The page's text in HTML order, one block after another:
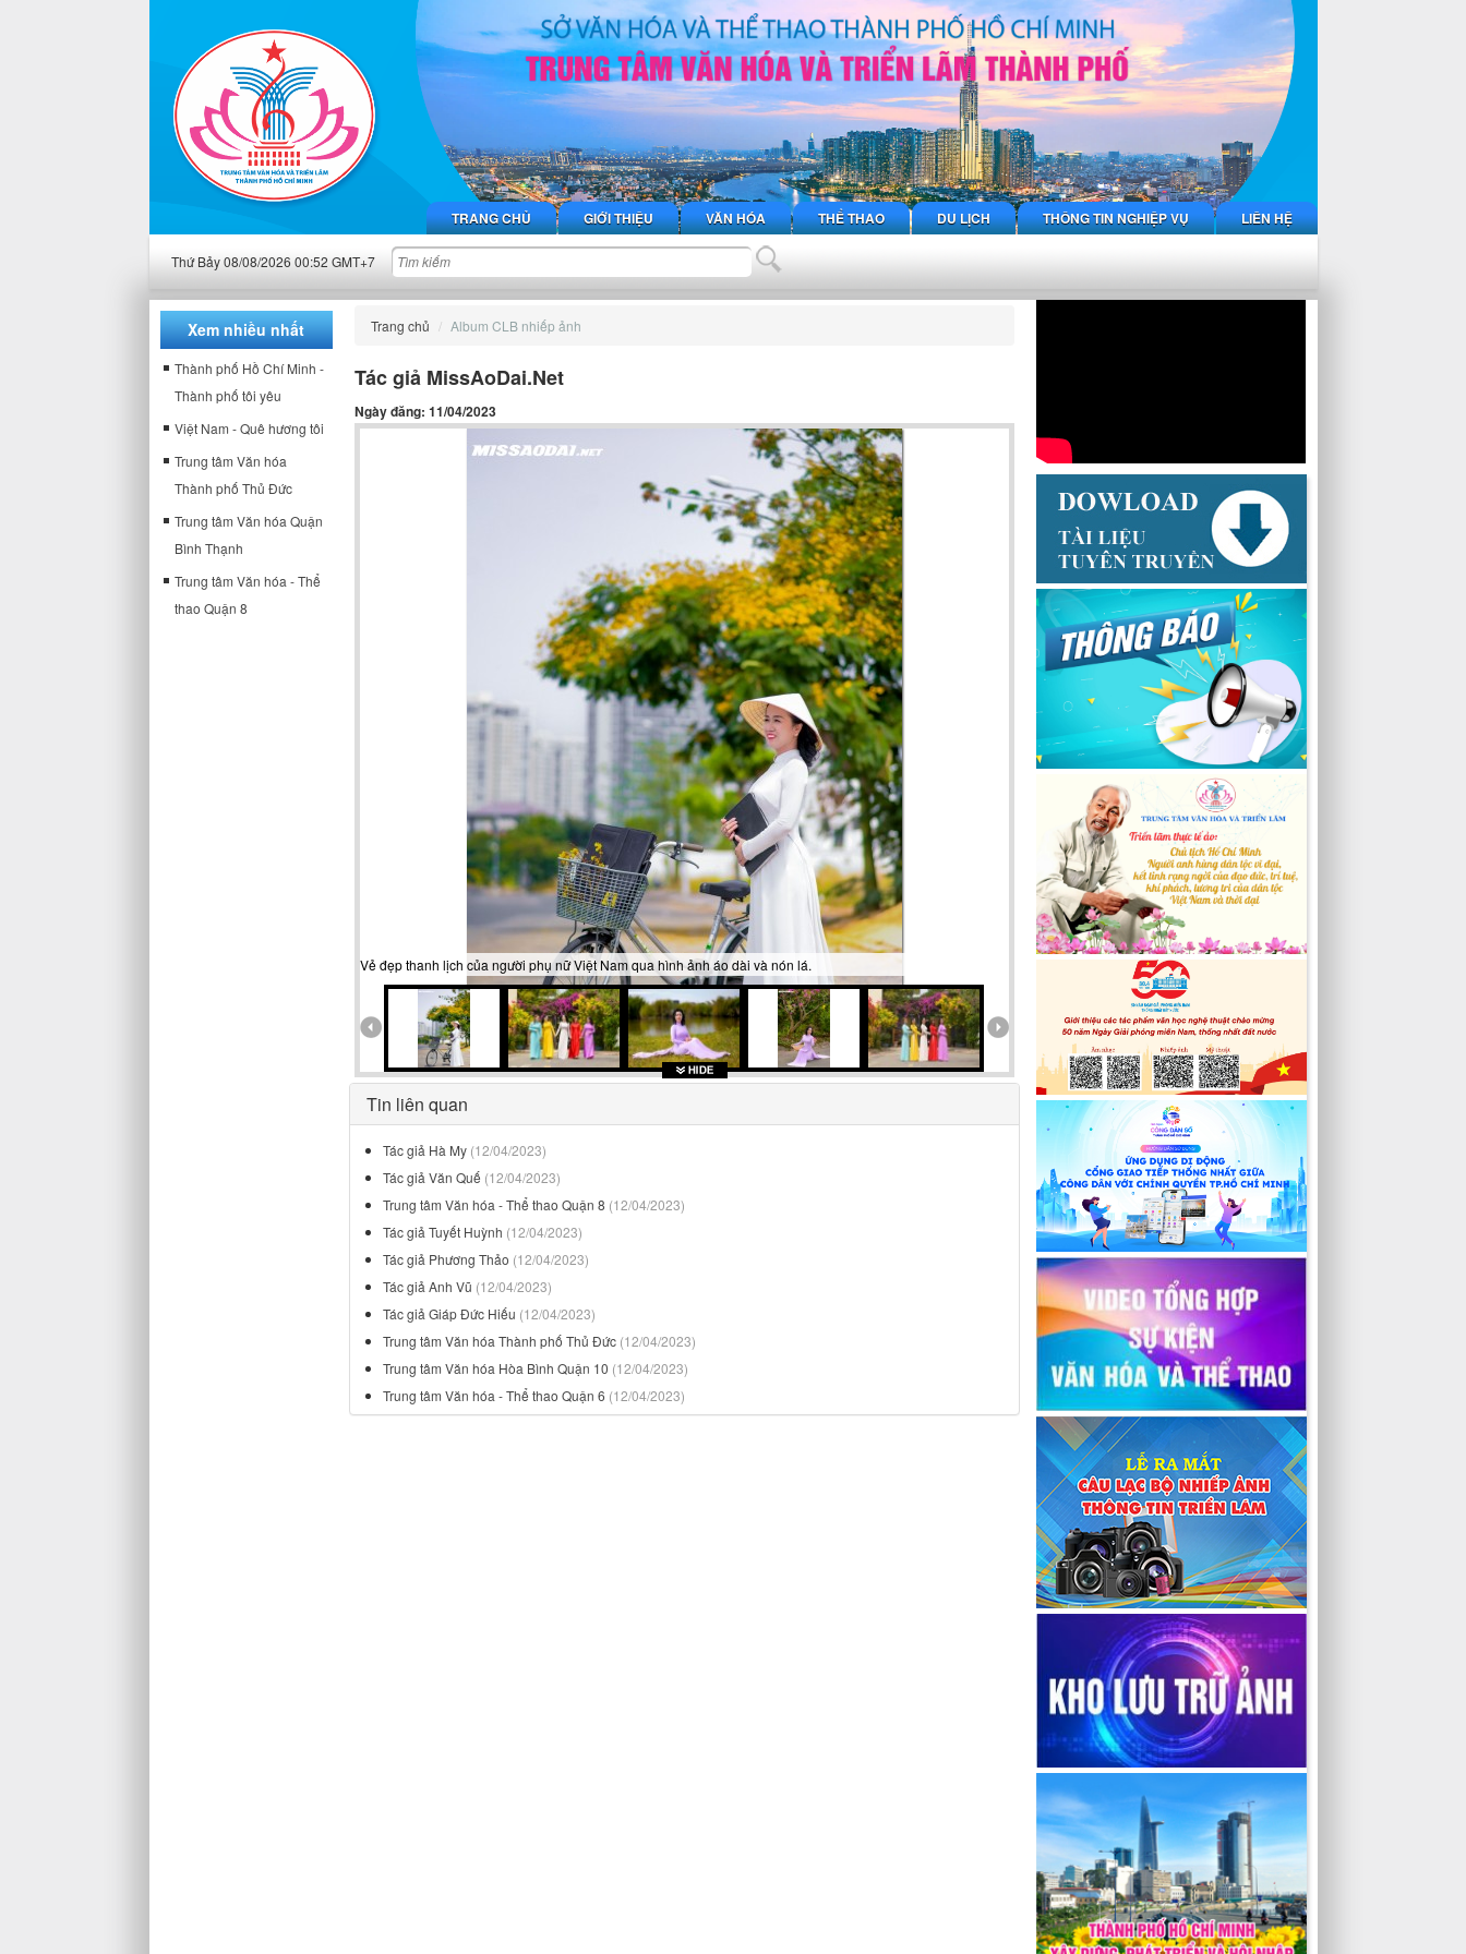
TRANG CHỦ GIỚI THIỆU VĂN HÓA THỂ THAO DU LỊCH THÔNG TIN NGHIỆP VỤ LIÊN HỆ
Thứ Bảy 08/08/2026 00:52 GMT+7
Xem nhiều nhất
Thành phố Hồ Chí Minh -
Thành phố tôi yêu
Việt Nam - Quê hương tôi
Trung tâm Văn hóa
Thành phố Thủ Đức
Trung tâm Văn hóa Quận
Bình Thạnh
Trung tâm Văn hóa - Thể
thao Quận 8
Trang chủ Album CLB nhiếp ảnh
Tác giả MissAoDai.Net
Ngày đăng: 11/04/2023
Vẻ đẹp thanh lịch của người phụ nữ Việt Nam qua hình ảnh áo dài và nón lá.
Tin liên quan
Tác giả Hà My (12/04/2023)
Tác giả Văn Quế (12/04/2023)
Trung tâm Văn hóa - Thể thao Quận 8 (12/04/2023)
Tác giả Tuyết Huỳnh (12/04/2023)
Tác giả Phương Thảo (12/04/2023)
Tác giả Anh Vũ (12/04/2023)
Tác giả Giáp Đức Hiếu (12/04/2023)
Trung tâm Văn hóa Thành phố Thủ Đức (12/04/2023)
Trung tâm Văn hóa Hòa Bình Quận 10 (12/04/2023)
Trung tâm Văn hóa - Thể thao Quận 6 (12/04/2023)